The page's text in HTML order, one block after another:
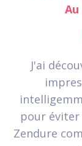
J'ai
pour éviter
Zendure